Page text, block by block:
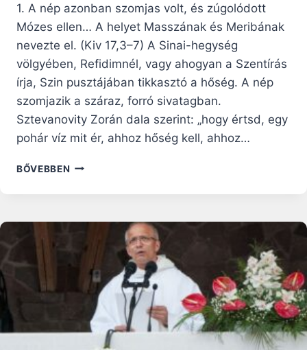
1. A nép azonban szomjas volt, és zúgolódott
Mózes ellen… A helyet Masszának és Meribának
nevezte el. (Kiv 17,3–7) A Sinai-hegység
völgyében, Refidimnél, vagy ahogyan a Szentírás
írja, Szin pusztájában tikkasztó a hőség. A nép
szomjazik a száraz, forró sivatagban.
Sztevanovity Zorán dala szerint: „hogy értsd, egy
pohár víz mit ér, ahhoz hőség kell, ahhoz…
BŐVEBBEN ÉLTETŐ
NAGYBÖJT
VASÁRNAPJÁRA